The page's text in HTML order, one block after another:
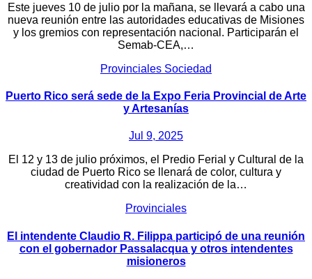
Este jueves 10 de julio por la mañana, se llevará a cabo una
nueva reunión entre las autoridades educativas de Misiones
y los gremios con representación nacional. Participarán el
Semab-CEA,…
Provinciales Sociedad
Puerto Rico será sede de la Expo Feria Provincial de Arte
y Artesanías
Jul 9, 2025
El 12 y 13 de julio próximos, el Predio Ferial y Cultural de la
ciudad de Puerto Rico se llenará de color, cultura y
creatividad con la realización de la…
Provinciales
El intendente Claudio R. Filippa participó de una reunión
con el gobernador Passalacqua y otros intendentes
misioneros